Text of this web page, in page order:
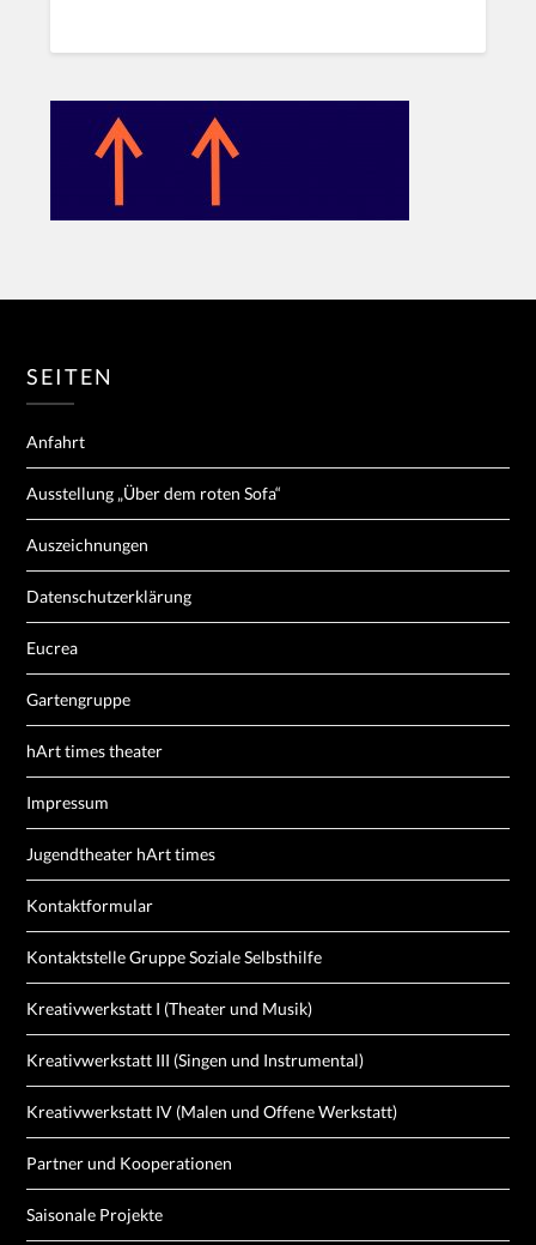
SEITEN
Anfahrt
Ausstellung „Über dem roten Sofa“
Auszeichnungen
Datenschutzerklärung
Eucrea
Gartengruppe
hArt times theater
Impressum
Jugendtheater hArt times
Kontaktformular
Kontaktstelle Gruppe Soziale Selbsthilfe
Kreativwerkstatt I (Theater und Musik)
Kreativwerkstatt III (Singen und Instrumental)
Kreativwerkstatt IV (Malen und Offene Werkstatt)
Partner und Kooperationen
Saisonale Projekte